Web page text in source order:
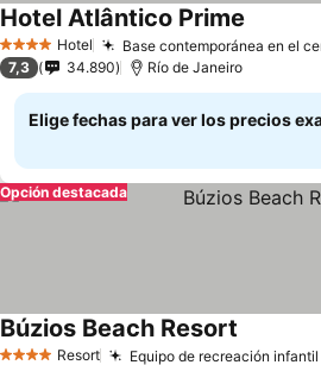
4 EstrellasHotel Base contemporánea en el
Hotel Atlântico Prime
7,3 34.890 Río de Janeiro
Elige fechas para ver los precios
Opción destacada
Resort Equipo de recreación
Búzios Beach Resort